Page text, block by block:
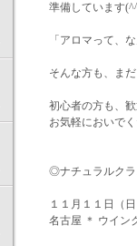
準備しています
「アロマって、な
そんな方も、ま
初心者の方も、
お気軽においで
◎ナチュラルクラ
１１月１１日（
名古屋 ＊ ウイン